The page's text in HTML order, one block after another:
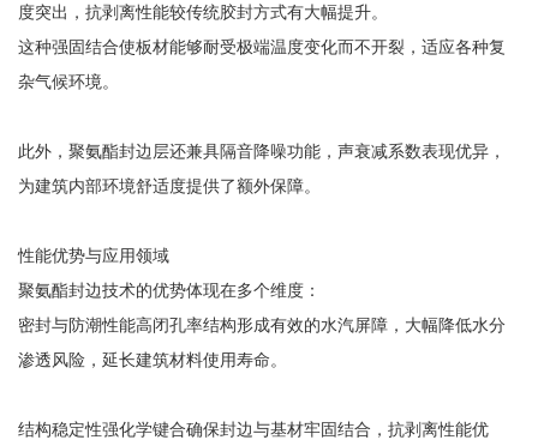
度突出，抗剥离性能较传统胶封方式有大幅提升。
这种强固结合使板材能够耐受极端温度变化而不开裂，适应各种复
杂气候环境。
此外，聚氨酯封边层还兼具隔音降噪功能，声衰减系数表现优异，
为建筑内部环境舒适度提供了额外保障。
性能优势与应用领域
聚氨酯封边技术的优势体现在多个维度：
密封与防潮性能高闭孔率结构形成有效的水汽屏障，大幅降低水分
渗透风险，延长建筑材料使用寿命。
结构稳定性强化学键合确保封边与基材牢固结合，抗剥离性能优